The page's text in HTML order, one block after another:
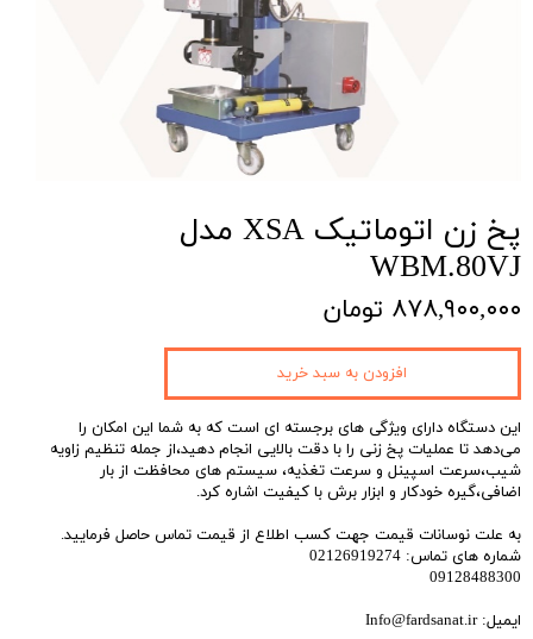
پخ زن اتوماتیک XSA مدل
WBM.80VJ
۸۷۸,۹۰۰,۰۰۰ تومان
این دستگاه دارای ویژگی های برجسته ای است که به شما این امکان را
می‌دهد تا عملیات پخ زنی را با دقت بالایی انجام دهید،از جمله تنظیم زاویه
شیب،سرعت اسپینل و سرعت تغذیه، سیستم های محافظت از بار
اضافی،گیره خودکار و ابزار برش با کیفیت اشاره کرد.
به علت نوسانات قیمت جهت کسب اطلاع از قیمت تماس حاصل فرمایید.
شماره های تماس: 02126919274
09128488300
ایمیل: Info@fardsanat.ir
افزودن به سبد خرید